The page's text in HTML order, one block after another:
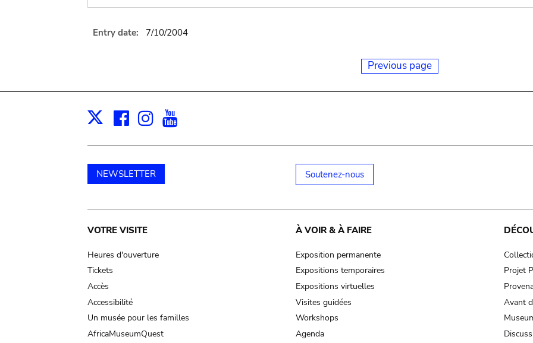
Entry date: 7/10/2004
Previous page
X Facebook
Instagram
NEWSLETTER Soutenez-nous
Main
navigation
VOTRE VISITE
Heures d'ouverture
Tickets
Accès
Accessibilité
Un musée pour les familles
AfricaMuseumQuest
À VOIR & À FAIRE
Exposition permanente
Expositions temporaires
Expositions virtuelles
Visites guidées
Workshops
Agenda
Projet
Avant